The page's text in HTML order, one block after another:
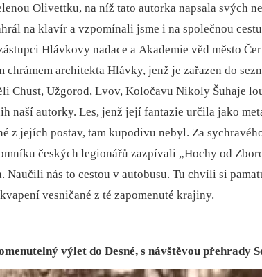
Olivettku, na níž tato autorka napsala svých
na klavír a vzpomínali jsme i na společnou
Hlávkovy nadace a Akademie věd město
chrámem architekta Hlávky, jenž je zařazen do
Chust, Užgorod, Lvov, Koločavu Nikoly Šuhaje
naší autorky. Les, jenž její fantazie určila jako
z jejích postav, tam kupodivu nebyl. Za
českých legionářů zazpívali „Hochy od
Naučili nás to cestou v autobusu. Tu chvíli si
vesničané z té zapomenuté krajiny.
výlet do Desné, s návštěvou přehrady